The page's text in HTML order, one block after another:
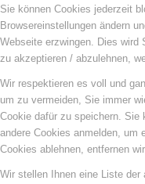
Sie können Cookies jederzeit
Browsereinstellungen ändern
Webseite erzwingen. Dies wird
zu akzeptieren / abzulehnen,
Wir respektieren es voll und
um zu vermeiden, Sie immer
Cookie dafür zu speichern. Sie
andere Cookies anmelden, um
Cookies ablehnen, entfernen
Wir stellen Ihnen eine Liste der